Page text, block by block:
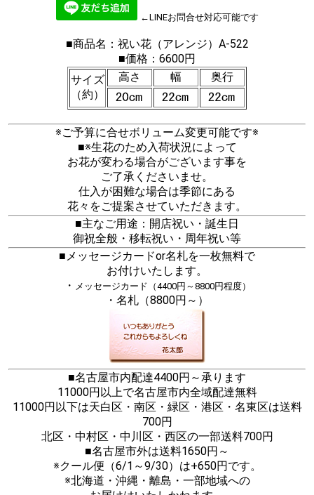
←LINEお問合せ対応可能です
■商品名：祝い花（アレンジ）A-522
■価格：6600円
サイズ
（約）
高さ 幅 奥行
※ご予算に合せボリューム変更可能です※
■※生花のため入荷状況によって
お花が変わる場合がございます事を
ご了承くださいませ。
仕入が困難な場合は季節にある
花々をご提案させていただきます。
■主なご用途：開店祝い・誕生日
御祝全般・移転祝い・周年祝い等
■メッセージカードor名札を一枚無料で
お付けいたします。
・ メッセージカード（4400円～8800円程度）
・名札（8800円～）
■名古屋市内配達4400円～承ります
11000円以上で名古屋市内全域配達無料
11000円以下は天白区・南区・緑区・港区・名東区は送料
700円
北区・中村区・中川区・西区の一部送料700円
■名古屋市外は送料1650円～
※クール便（6/1～9/30）は+650円です。
※北海道・沖縄・離島・一部地域への